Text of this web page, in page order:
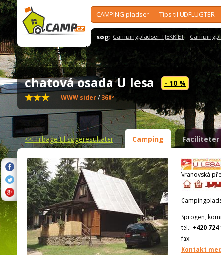
CAMPING pladser Tips til UDFLUGTER
søg: Campingpladser TJEKKIET
chatová osada U lesa - 10 %
WWW sider/360º
<<Tilbage til søgeresultater Camping Faciliteter
Vranovská
Sprogen,
tel.: +420 724
fax:
Kontakt